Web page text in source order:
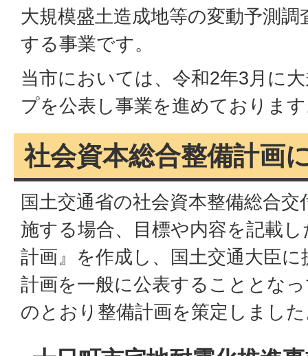
大規模盛土造成地等の変動予測
する事業です。
当市においては、令和2年3月に
プを公表し事業を進めておりま
社会資本総合整備計画
国土交通省の社会資本整備総合
施する場合、目標や内容を記載
計画』を作成し、国土交通大臣
計画を一般に公表することとな
のとおり整備計画を策定しまし